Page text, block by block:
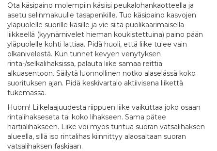
Ota käsipaino molempiin käsiisi peukalohankaotteella ja
asetu selinmakuulle tasapenkille. Tuo käsipaino kasvojen
yläpuolelle suorille käsille ja vie siitä puolikaarimaisella
liikkeellä (kyynärnivelet hieman koukistettuina) paino pään
yläpuolelle kohti lattiaa. Pidä huoli, että liike tulee vain
olkanivelestä. Kun tunnet kevyen venytyksen
rinta-/selkälihaksissa, palauta liike samaa reittiä
alkuasentoon. Säilytä luonnollinen notko alaselässä koko
suorituksen ajan. Pidä keskivartalo aktiivisena liikettä
tukemassa.
Huom! Liikelaajuudesta riippuen liike vaikuttaa joko osaan
rintalihakseseta tai koko lihakseen. Sama pätee
hartialihakseen. Liike voi myös tuntua suoran vatsalihaksen
alueella, sillä iso rintalihas kiinnittyy alaosaltaan suoran
vatsalihaksen faskiaan.